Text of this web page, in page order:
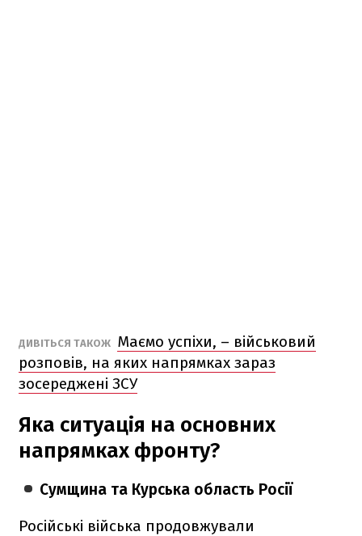
ДИВІТЬСЯ ТАКОЖ Маємо успіхи, – військовий
розповів, на яких напрямках зараз
зосереджені ЗСУ
Яка ситуація на основних
напрямках фронту?
Сумщина та Курська область Росії
Російські війська продовжували